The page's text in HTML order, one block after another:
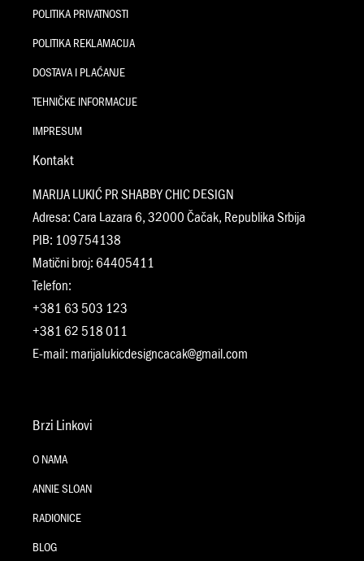
POLITIKA PRIVATNOSTI
POLITIKA REKLAMACIJA
DOSTAVA I PLAĆANJE
TEHNIČKE INFORMACIJE
IMPRESUM
Kontakt
MARIJA LUKIĆ PR SHABBY CHIC DESIGN
Adresa: Cara Lazara 6, 32000 Čačak, Republika Srbija
PIB: 109754138
Matični broj: 64405411
Telefon:
+381 63 503 123
+381 62 518 011
E-mail: marijalukicdesigncacak@gmail.com
Brzi Linkovi
O NAMA
ANNIE SLOAN
RADIONICE
BLOG